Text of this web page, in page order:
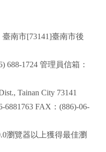
南市[73141]臺南市後
688-1724 管理員信箱：
Tainan City 73141
6881763 FAX：(886)-06-
瀏覽器以上獲得最佳瀏